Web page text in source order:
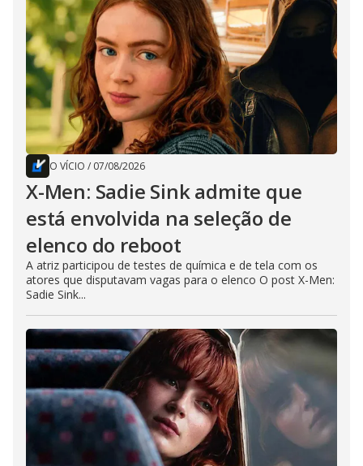
O VÍCIO / 07/08/2026
X-Men: Sadie Sink admite que
está envolvida na seleção de
elenco do reboot
A atriz participou de testes de química e de tela com os
atores que disputavam vagas para o elenco O post X-Men:
Sadie Sink...